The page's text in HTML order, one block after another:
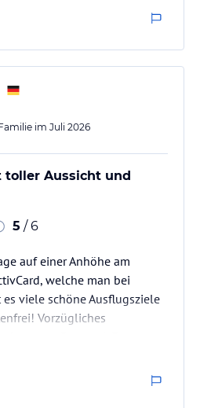
im Juli 2026
toller Aussicht und
5 / 6
auf einer Anhöhe am
welche man bei
viele schöne Ausflugsziele
Vorzügliches
HP, die bei Check-In
Das Buffet wird
gibt 2 Wahl-